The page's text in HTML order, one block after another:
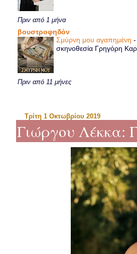
Πριν από 1 μήνα
βουστροφηδόν
Σμύρνη μου αγαπημένη-
σκηνοθεσία Γρηγόρη
Πριν από 11 μήνες
Τρίτη 1 Οκτωβρίου 2019
Γιώργου Λέκκα: